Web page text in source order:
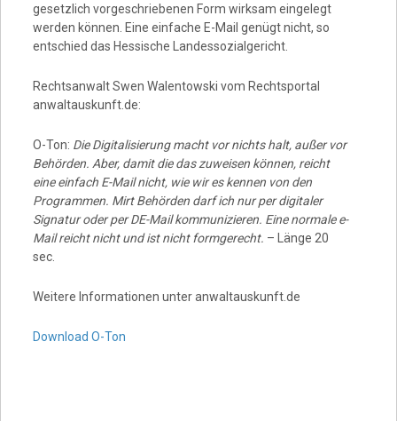
gesetzlich vorgeschriebenen Form wirksam eingelegt
werden können. Eine einfache E-Mail genügt nicht, so
entschied das Hessische Landessozialgericht.
Rechtsanwalt Swen Walentowski vom Rechtsportal
anwaltauskunft.de:
O-Ton: Die Digitalisierung macht vor nichts halt, außer vor
Behörden. Aber, damit die das zuweisen können, reicht
eine einfach E-Mail nicht, wie wir es kennen von den
Programmen. Mirt Behörden darf ich nur per digitaler
Signatur oder per DE-Mail kommunizieren. Eine normale e-
Mail reicht nicht und ist nicht formgerecht. – Länge 20
sec.
Weitere Informationen unter anwaltauskunft.de
Download O-Ton